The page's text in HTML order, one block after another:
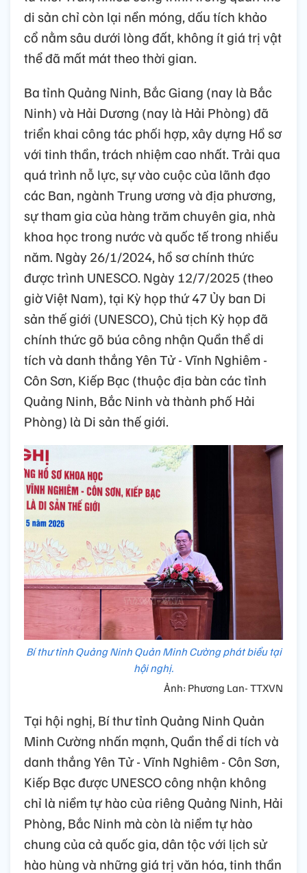
di sản chỉ còn lại nền móng, dấu tích khảo
cổ nằm sâu dưới lòng đất, không ít giá trị vật
thể đã mất mát theo thời gian.
Ba tỉnh Quảng Ninh, Bắc Giang (nay là Bắc
Ninh) và Hải Dương (nay là Hải Phòng) đã
triển khai công tác phối hợp, xây dựng Hồ sơ
với tinh thần, trách nhiệm cao nhất. Trải qua
quá trình nỗ lực, sự vào cuộc của lãnh đạo
các Ban, ngành Trung ương và địa phương,
sự tham gia của hàng trăm chuyên gia, nhà
khoa học trong nước và quốc tế trong nhiều
năm. Ngày 26/1/2024, hồ sơ chính thức
được trình UNESCO. Ngày 12/7/2025 (theo
giờ Việt Nam), tại Kỳ họp thứ 47 Ủy ban Di
sản thế giới (UNESCO), Chủ tịch Kỳ họp đã
chính thức gõ búa công nhận Quần thể di
tích và danh thắng Yên Tử - Vĩnh Nghiêm -
Côn Sơn, Kiếp Bạc (thuộc địa bàn các tỉnh
Quảng Ninh, Bắc Ninh và thành phố Hải
Phòng) là Di sản thế giới.
Bí thư tỉnh Quảng Ninh Quản Minh Cường phát biểu tại
hội nghị.
Ảnh: Phương Lan- TTXVN
Tại hội nghị, Bí thư tỉnh Quảng Ninh Quản
Minh Cường nhấn mạnh, Quần thể di tích và
danh thắng Yên Tử - Vĩnh Nghiêm - Côn Sơn,
Kiếp Bạc được UNESCO công nhận không
chỉ là niềm tự hào của riêng Quảng Ninh, Hải
Phòng, Bắc Ninh mà còn là niềm tự hào
chung của cả quốc gia, dân tộc với lịch sử
hào hùng và những giá trị văn hóa, tinh thần